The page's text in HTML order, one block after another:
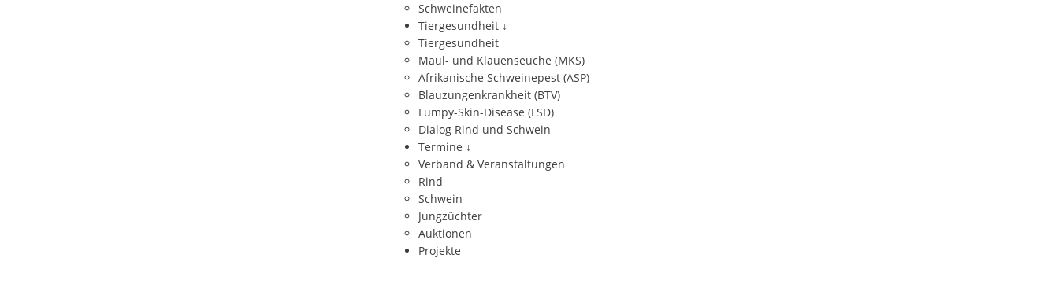
Schweinefakten
Tiergesundheit ↓
Tiergesundheit
Maul- und Klauenseuche (MKS)
Afrikanische Schweinepest (ASP)
Blauzungenkrankheit (BTV)
Lumpy-Skin-Disease (LSD)
Dialog Rind und Schwein
Termine ↓
Verband & Veranstaltungen
Rind
Schwein
Jungzüchter
Auktionen
Projekte